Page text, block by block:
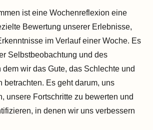
ist eine Wochenreflexion eine
Bewertung unserer Erlebnisse,
im Verlauf einer Woche. Es
Selbstbeobachtung und des
dem wir das Gute, das Schlechte und
betrachten. Es geht darum, uns
unsere Fortschritte zu bewerten und
in denen wir uns verbessern